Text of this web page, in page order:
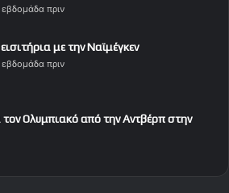
εβδομάδα πριν
με την Ναϊμέγκεν
εβδομάδα πριν
Ολυμπιακό από την Αντβέρπ στην